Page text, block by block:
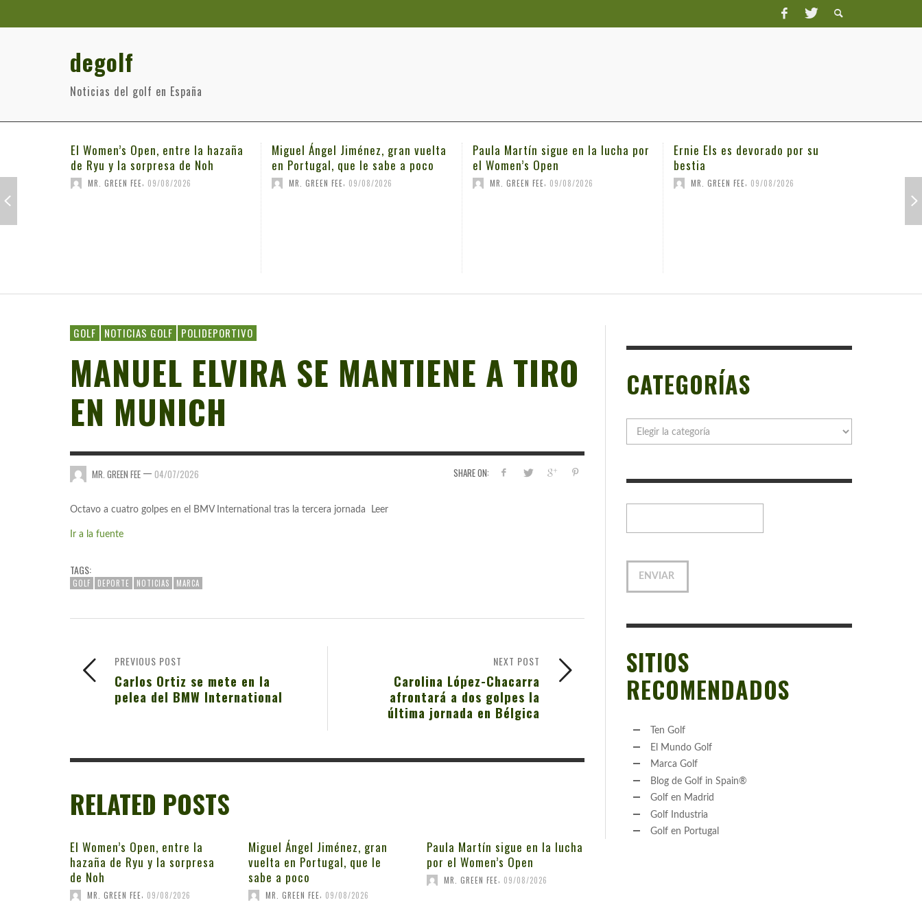
degolf
Noticias del golf en España
El Women’s Open, entre la hazaña
de Ryu y la sorpresa de Noh
MR. GREEN FEE 09/08/2026
Miguel Ángel Jiménez, gran vuelta
en Portugal, que le sabe a poco
MR. GREEN FEE 09/08/2026
Paula Martín sigue en la lucha por
el Women’s Open
MR. GREEN FEE 09/08/2026
Ernie Els es devorado por su
bestia
MR. GREEN FEE 09/08/2026
GOLF NOTICIAS GOLF POLIDEPORTIVO
MANUEL ELVIRA SE MANTIENE A TIRO
EN MUNICH
SHARE ON:
MR. GREEN FEE — 04/07/2026
Octavo a cuatro golpes en el BMV International tras la tercera jornada Leer
Ir a la fuente
TAGS:
GOLF DEPORTE NOTICIAS MARCA
NEXT POST
Carolina López-Chacarra
afrontará a dos golpes la
última jornada en Bélgica
PREVIOUS POST
Carlos Ortiz se mete en la
pelea del BMW International
RELATED POSTS
El Women’s Open, entre la
hazaña de Ryu y la sorpresa
de Noh
MR. GREEN FEE, 09/08/2026
Miguel Ángel Jiménez, gran
vuelta en Portugal, que le
sabe a poco
MR. GREEN FEE, 09/08/2026
Paula Martín sigue en la lucha
por el Women’s Open
MR. GREEN FEE, 09/08/2026
CATEGORÍAS
SITIOS
RECOMENDADOS
Ten Golf
El Mundo Golf
Marca Golf
Blog de Golf in Spain®
Golf en Madrid
Golf Industria
Golf en Portugal